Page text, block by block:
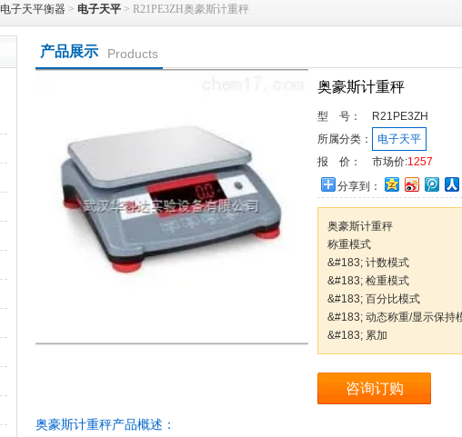
电子天平衡器 > 电子天平 > R21PE3ZH奥豪斯计重秤
产品展示 Products
奥豪斯计重秤
型 号：
R21PE3ZH
所属分类：
电子天平
报 价：
市场价:1257
分享到：
奥豪斯计重秤
称重模式
&#183; 计数模式
&#183; 检重模式
&#183; 百分比模式
&#183; 动态称重/显示保持
&#183; 累加
咨询订购
奥豪斯计重秤产品概述：